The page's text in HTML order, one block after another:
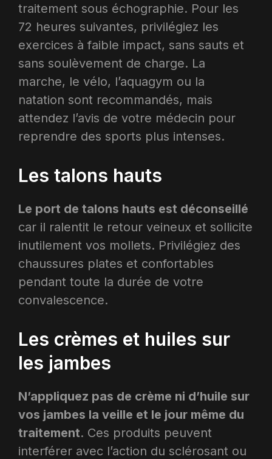
traitement sous échographie. Pour les
72 heures suivantes, privilégiez les
exercices à faible impact, sans sauts et
sans soulèvement de charge. La
marche, le vélo, l’aquagym ou la
natation sont recommandés, mais
attendez l’avis de votre médecin pour
reprendre des sports plus intenses.
Les talons hauts
Le port de talons hauts est déconseillé
car il ralentit le retour veineux et sollicite
inutilement vos mollets. Privilégiez des
chaussures plates et confortables
pendant toute la durée de votre
convalescence.
Les crèmes et huiles sur
les jambes
N’appliquez pas de crème ni d’huile sur
vos jambes la veille et le jour même du
traitement. Ces produits peuvent
interférer avec l’action du sclérosant ou